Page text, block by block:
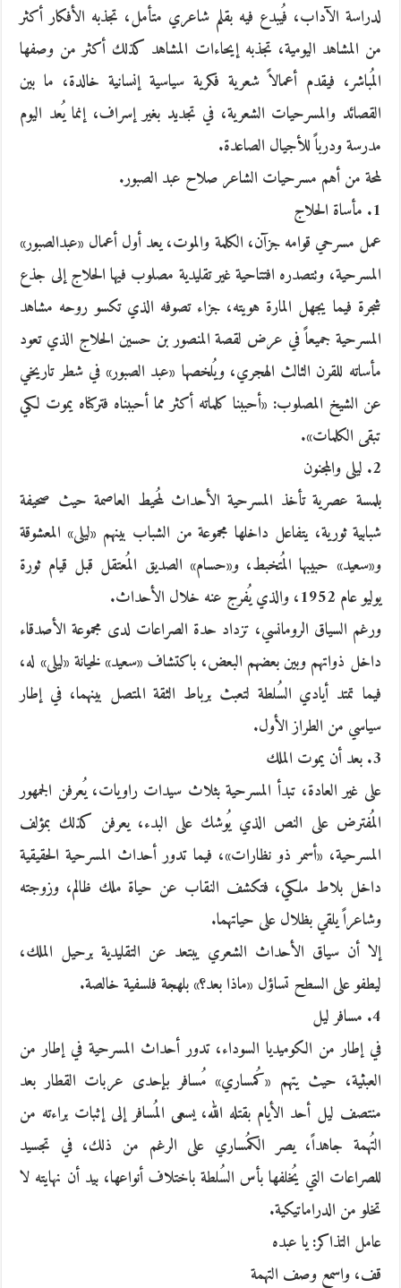
لدراسة الآداب، فُيبدع فيه بقلم شاعري متأمل، تجذبه الأفكار أكثر
من المشاهد اليومية، تجذبه إيحاءات المشاهد كذلك أكثر من وصفها
المُباشر، فيقدم أعمالاً شعرية فكرية سياسية إنسانية خالدة، ما بين
القصائد والمسرحيات الشعرية، في تجديد بغير إسراف، إنما يُعد اليوم
مدرسة ودرباً للأجيال الصاعدة.
لمحة من أهم مسرحيات الشاعر صلاح عبد الصبور.
1. مأساة الحلاج
عمل مسرحي قوامه جزآن، الكلمة والموت، يعد أول أعمال «عبدالصبور»
المسرحية، وتتصدره افتتاحية غير تقليدية مصلوب فيها الحلاج إلى جذع
شجرة فيما يجهل المارة هويته، جزاء تصوفه الذي تكسو روحه مشاهد
المسرحية جميعاً في عرض لقصة المنصور بن حسين الحلاج الذي تعود
مأساته للقرن الثالث الهجري، ويُلخصها «عبد الصبور» في شطر تاريخي
عن الشيخ المصلوب: «أحببنا كلماته أكثر مما أحببناه فتركناه يموت لكي
تبقى الكلمات».
2. ليلى والمجنون
بلمسة عصرية تأخذ المسرحية الأحداث لمُحيط العاصمة حيث صحيفة
شبابية ثورية، يتفاعل داخلها مجموعة من الشباب بينهم «ليلى» المعشوقة
و«سعيد» حبيبها المُتخبط، و«حسام» الصديق المُعتقل قبل قيام ثورة
يوليو عام 1952، والذي يُفرج عنه خلال الأحداث.
ورغم السياق الرومانسي، تزداد حدة الصراعات لدى مجموعة الأصدقاء
داخل ذواتهم وبين بعضهم البعض، باكتشاف «سعيد» لخيانة «ليلى» له،
فيما تمتد أيادي السُلطة لتعبث برباط الثقة المتصل بينهما، في إطار
سياسي من الطراز الأول.
3. بعد أن يموت الملك
على غير العادة، تبدأ المسرحية بثلاث سيدات راويات، يُعرفن الجمهور
المُفترض على النص الذي يُوشك على البدء، يعرفن كذلك بمؤلف
المسرحية، «أسمر ذو نظارات»، فيما تدور أحداث المسرحية الحقيقية
داخل بلاط ملكي، فتكشف النقاب عن حياة ملك ظالم، وزوجته
وشاعراً يلقي بظلال على حياتهما.
إلا أن سياق الأحداث الشعري يبتعد عن التقليدية برحيل الملك،
ليطفو على السطح تساؤل «ماذا بعد؟» بلهجة فلسفية خالصة.
4. مسافر ليل
في إطار من الكوميديا السوداء، تدور أحداث المسرحية في إطار من
العبثية، حيث يتهم «كُمساري» مُسافر بإحدى عربات القطار بعد
منتصف ليل أحد الأيام بقتله الله، يسعى المُسافر إلى إثبات براءته من
التُهمة جاهداً، يصر الكمُساري على الرغم من ذلك، في تجسيد
للصراعات التي يُخلفها بأس السُلطة باختلاف أنواعها، بيد أن نهايته لا
تخلو من الدراماتيكية.
عامل التذاكر: يا عبده
قف، واسمع وصف التهمة